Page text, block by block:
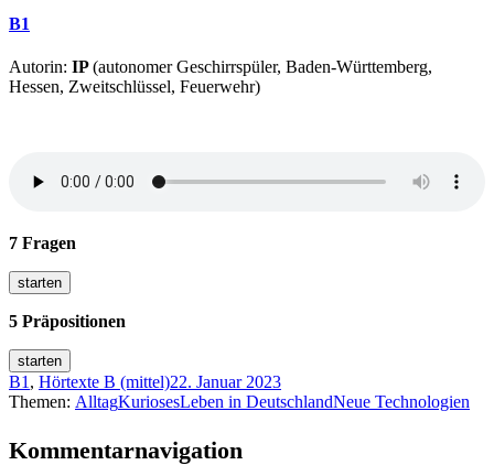
B1
Autorin: IP(autonomer Geschirrspüler, Baden-Württemberg,
Hessen, Zweitschlüssel, Feuerwehr)
7 Fragen
5 Präpositionen
B1, Hörtexte B (mittel)22. Januar 2023
Themen: AlltagKuriosesLeben in DeutschlandNeue Technologien
Kommentarnavigation